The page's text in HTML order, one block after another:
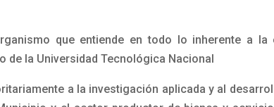
que entiende en todo lo inherente a
de la Universidad Tecnológica Nacional
a la investigación aplicada y al